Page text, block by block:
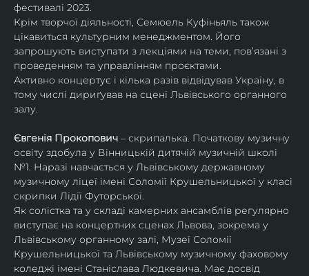
фестивалі 2023.
Крім творчої діяльності, Семюель Куфіньяль також
цікавиться культурним менеджментом. Його
запрошують виступати з лекціями на теми, пов’язані з
проведенням та управлінням проєктами.
Активно концертує і кілька разів відвідував Україну, в
тому числі дириґував на сцені Львівського органного
залу.
Євгенія Прокопович – скрипалька. Початкову музичну
освіту здобула у Вінницькій дитячій музичній школі
№1. Наразі навчається у Львівському державному
музичному ліцеї імені Соломії Крушельницької у класі
скрипки Лідії Футорської.
Як солістка та у складі камерних ансамблів регулярно
виступає на концертних сценах Львова, зокрема у
Львівському органному залі, Музеї Соломії
Крушельницької та Львівському музичному фаховому
коледжі імені Станіслава Людкевича. Має досвід